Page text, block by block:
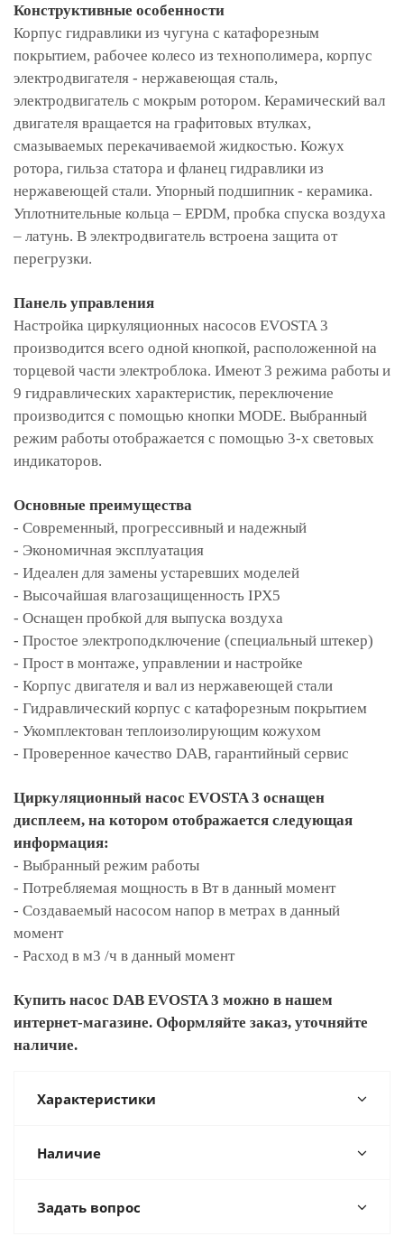
Конструктивные особенности
Корпус гидравлики из чугуна с катафорезным
покрытием, рабочее колесо из технополимера, корпус
электродвигателя - нержавеющая сталь,
электродвигатель с мокрым ротором. Керамический вал
двигателя вращается на графитовых втулках,
смазываемых перекачиваемой жидкостью. Кожух
ротора, гильза статора и фланец гидравлики из
нержавеющей стали. Упорный подшипник - керамика.
Уплотнительные кольца – EPDM, пробка спуска воздуха
– латунь. В электродвигатель встроена защита от
перегрузки.
Панель управления
Настройка циркуляционных насосов EVOSTA 3
производится всего одной кнопкой, расположенной на
торцевой части электроблока. Имеют 3 режима работы и
9 гидравлических характеристик, переключение
производится с помощью кнопки MODE. Выбранный
режим работы отображается с помощью 3-х световых
индикаторов.
Основные преимущества
- Современный, прогрессивный и надежный
- Экономичная эксплуатация
- Идеален для замены устаревших моделей
- Высочайшая влагозащищенность IPX5
- Оснащен пробкой для выпуска воздуха
- Простое электроподключение (специальный штекер)
- Прост в монтаже, управлении и настройке
- Корпус двигателя и вал из нержавеющей стали
- Гидравлический корпус с катафорезным покрытием
- Укомплектован теплоизолирующим кожухом
- Проверенное качество DAB, гарантийный сервис
Циркуляционный насос EVOSTA 3 оснащен
дисплеем, на котором отображается следующая
информация:
- Выбранный режим работы
- Потребляемая мощность в Вт в данный момент
- Создаваемый насосом напор в метрах в данный
момент
- Расход в м3 /ч в данный момент
Купить насос DAB EVOSTA 3 можно в нашем
интернет-магазине. Оформляйте заказ, уточняйте
наличие.
Характеристики
Наличие
Задать вопрос